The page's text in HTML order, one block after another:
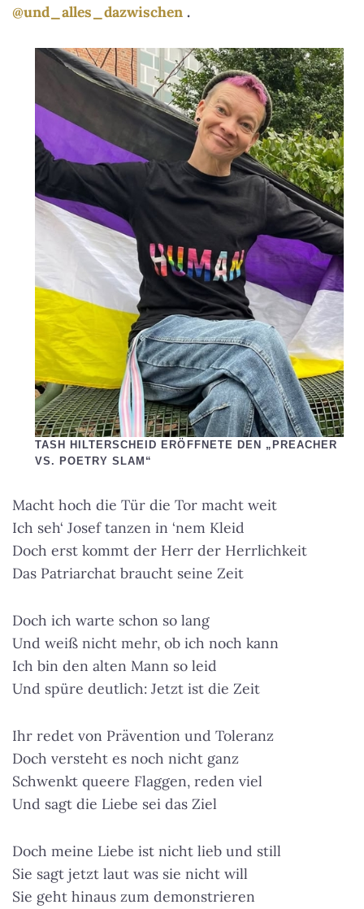
@und_alles_dazwischen .
TASH HILTERSCHEID ERÖFFNETE DEN „PREACHER
VS. POETRY SLAM“
Macht hoch die Tür die Tor macht weit
Ich seh‘ Josef tanzen in ‘nem Kleid
Doch erst kommt der Herr der Herrlichkeit
Das Patriarchat braucht seine Zeit
Doch ich warte schon so lang
Und weiß nicht mehr, ob ich noch kann
Ich bin den alten Mann so leid
Und spüre deutlich: Jetzt ist die Zeit
Ihr redet von Prävention und Toleranz
Doch versteht es noch nicht ganz
Schwenkt queere Flaggen, reden viel
Und sagt die Liebe sei das Ziel
Doch meine Liebe ist nicht lieb und still
Sie sagt jetzt laut was sie nicht will
Sie geht hinaus zum demonstrieren